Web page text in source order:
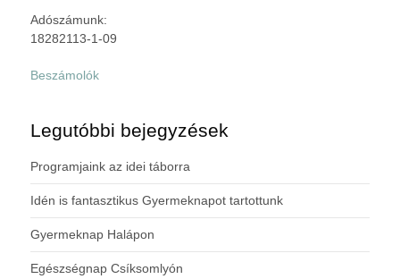
Adószámunk:
18282113-1-09
Beszámolók
Legutóbbi bejegyzések
Programjaink az idei táborra
Idén is fantasztikus Gyermeknapot tartottunk
Gyermeknap Halápon
Egészségnap Csíksomlyón